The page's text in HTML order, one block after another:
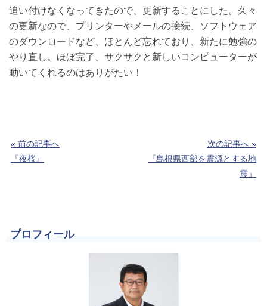
追い付けなくなってきたので、更新することにした。久々
の更新なので、プリンターやメールの接続、ソフトウェア
のダウンロードなど、ほとんど忘れており、新たに勉強の
やり直し。ほぼ完了、サクサクと新しいコンピューターが
動いてくれるのはありがたい！
« 前の記事へ
『夜桜』
次の記事へ »
『島根県西部を震源とする地
震』
プロフィール